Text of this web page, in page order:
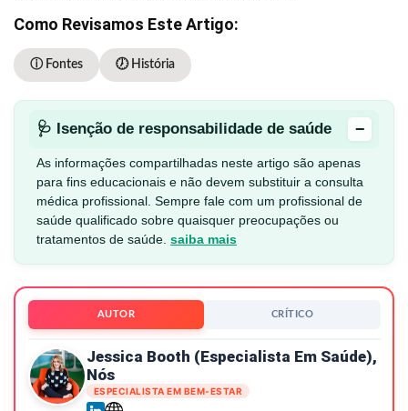
Como Revisamos Este Artigo:
ⓘ Fontes 🕖 História
🩺 Isenção de responsabilidade de saúde −
As informações compartilhadas neste artigo são apenas
para fins educacionais e não devem substituir a consulta
médica profissional. Sempre fale com um profissional de
saúde qualificado sobre quaisquer preocupações ou
tratamentos de saúde. saiba mais
AUTOR CRÍTICO
Jessica Booth (especialista Em Saúde),
Nós
ESPECIALISTA EM BEM-ESTAR